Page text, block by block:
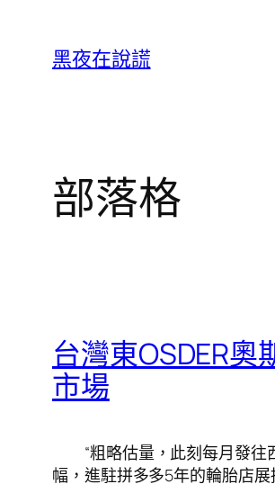
黑夜在說謊
部落格
台灣東OSDER
市場
“粗略估量，此刻每月發
幅，進駐拼多多5年的輪胎店